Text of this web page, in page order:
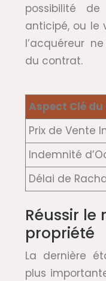
possibilité
anticipé, ou le
l’acquéreur
du contrat.
Aspect Clé
Prix de Vente
Indemnité
Délai de
Réussir
propriété
La dernière
plus